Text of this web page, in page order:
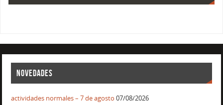
NOVEDADES
actividades normales – 7 de agosto 07/08/2026